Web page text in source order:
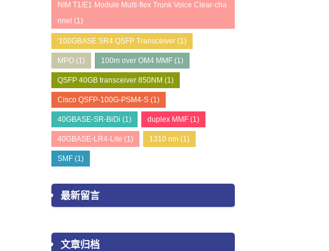
NIM T1/E1 Module Multi-flex Trunk Voice Clear-cha
nnel (1)
'100GBASE SR4 QSFP Transceiver (1)
MPO (1) 100m over OM4 MMF (1)
QSFP 40GB transceiver 850NM (1)
Cisco QSFP-100G-PSM4-S (1)
40GBASE-SR-BiDi (1) duplex MMF (1)
40GBASE-LR4-Lite (1) 1310 nm (1)
SMF (1)
最新留言
文章归档